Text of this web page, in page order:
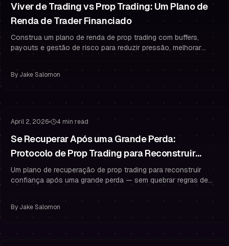
Viver de Trading vs Prop Trading: Um Plano de
Renda de Trader Financiado
Construa um plano de renda de prop trading com buffers,
payouts e gestão de risco para reduzir pressão, melhorar
By Jake Salomon
April 2, 2026 4 min read
Se Recuperar Após uma Grande Perda:
Protocolo de Prop Trading para Reconstruir
Confiança e Proteger o Drawdown
Um plano de recuperação de prop trading para reconstruir
confiança após uma grande perda — sem quebrar regras de
By Jake Salomon